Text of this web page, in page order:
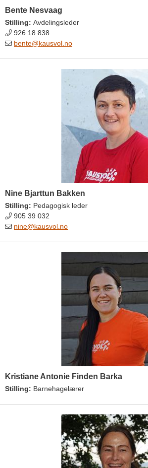
Bente Nesvaag
Stilling: Avdelingsleder
926 18 838
bente@kausvol.no
Nine Bjarttun Bakken
Stilling: Pedagogisk leder
905 39 032
nine@kausvol.no
Kristiane Antonie Finden Barka
Stilling: Barnehagelærer